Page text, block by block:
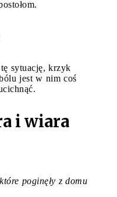
sytuację, krzyk
jest w nim coś
i wiara
poginęły z domu